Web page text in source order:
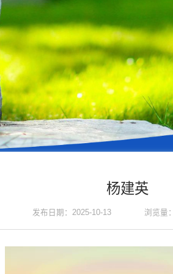
杨建英
发布日期：2025-10-13 浏览量：